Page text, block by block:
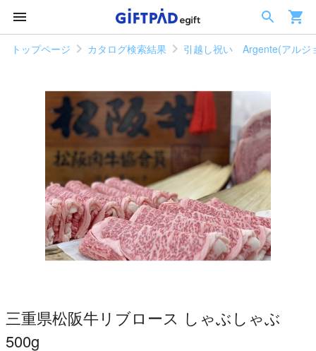
トップページ カタログ検索結果 引越し祝い Argente(アルジ
三重県松阪牛リブロース しゃぶしゃぶ
500g